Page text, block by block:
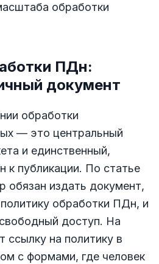
обработки
ПДн:
документ
обработки
— это центральный
и единственный,
к публикации. По статье
обязан издать документ,
обработки ПДн, и
доступ. На
ссылку на политику в
с формами, где человек